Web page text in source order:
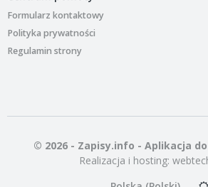
Formularz kontaktowy
Polityka prywatności
Regulamin strony
© 2026 - Zapisy.info - Aplikacja
Realizacja i hosting: